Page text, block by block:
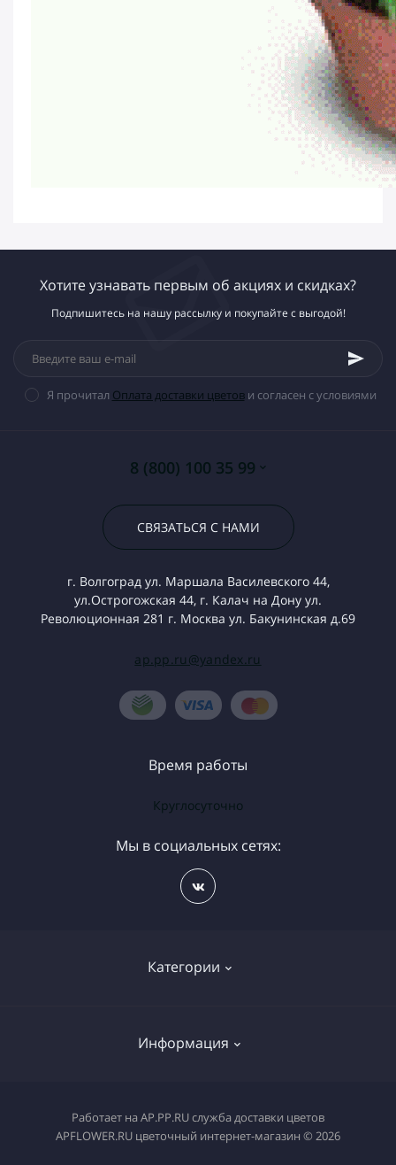
Хотите узнавать первым об акциях и скидках?
Подпишитесь на нашу рассылку и покупайте с выгодой!
Я прочитал Оплата доставки цветови согласен с условиями
8 (800) 100 35 99
СВЯЗАТЬСЯ С НАМИ
г. Волгоград ул. Маршала Василевского 44,
ул.Острогожская 44, г. Калач на Дону ул.
Революционная 281 г. Москва ул. Бакунинская д.69
ap.pp.ru@yandex.ru
Категории
Бесплатная доставка цветов
Магазин ВОЗДУШНЫХ ШАРОВ
Информация
Доставка еды Калач на Дону
Доставка цветов Калач на Дону
Время работы
Круглосуточно
Мы в социальных сетях:
Работает на AP.PP.RU служба доставки цветов
APFLOWER.RU цветочный интернет-магазин © 2026